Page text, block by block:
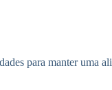
para manter uma